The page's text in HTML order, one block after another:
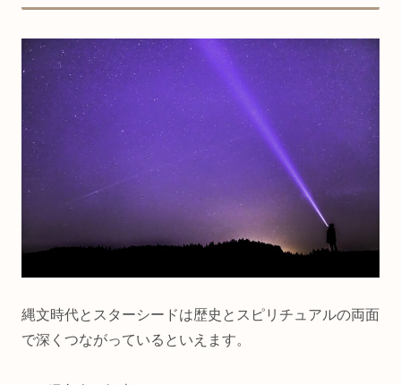
縄文時代とスターシードは歴史とスピリチュアルの両面
で深くつながっているといえます。